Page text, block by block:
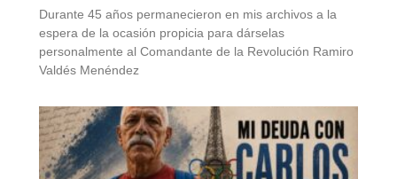
Durante 45 años permanecieron en mis archivos a la
espera de la ocasión propicia para dárselas
personalmente al Comandante de la Revolución Ramiro
Valdés Menéndez